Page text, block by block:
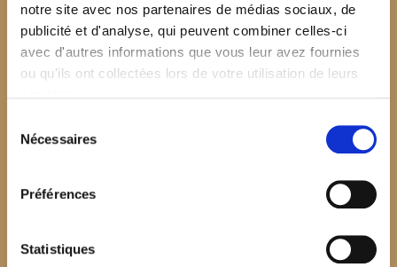
notre site avec nos partenaires de médias sociaux, de
publicité et d'analyse, qui peuvent combiner celles-ci
avec d'autres informations que vous leur avez fournies
ou qu'ils ont collectées lors de votre utilisation de leurs
Nécessaires
Préférences
Statistiques